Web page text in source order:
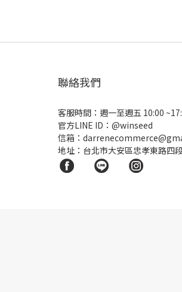
聯絡我們
客服時間：週一至週五 10:00
官方LINE ID： @winseed
信箱：
地址：台北市大安區忠孝東路四